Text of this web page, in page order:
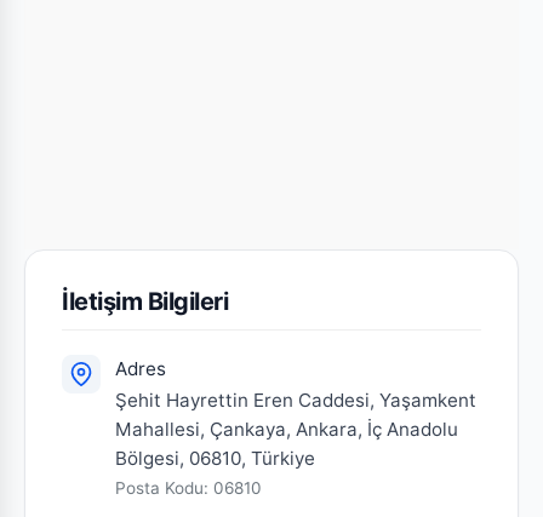
İletişim Bilgileri
Adres
Şehit Hayrettin Eren Caddesi, Yaşamkent
Mahallesi, Çankaya, Ankara, İç Anadolu
Bölgesi, 06810, Türkiye
Posta Kodu: 06810